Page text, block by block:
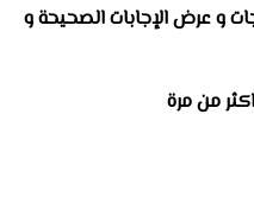
و عرض الإجابات الصحيحة و
من مرة